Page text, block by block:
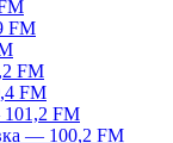
FM
FM
FM
FM
— 100,2 FM